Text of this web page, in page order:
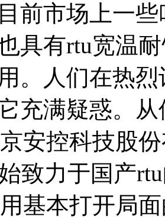
前市场上一
具有rtu宽温
。人们在热
充满疑惑。
安控科技股
致力于国产
基本打开局